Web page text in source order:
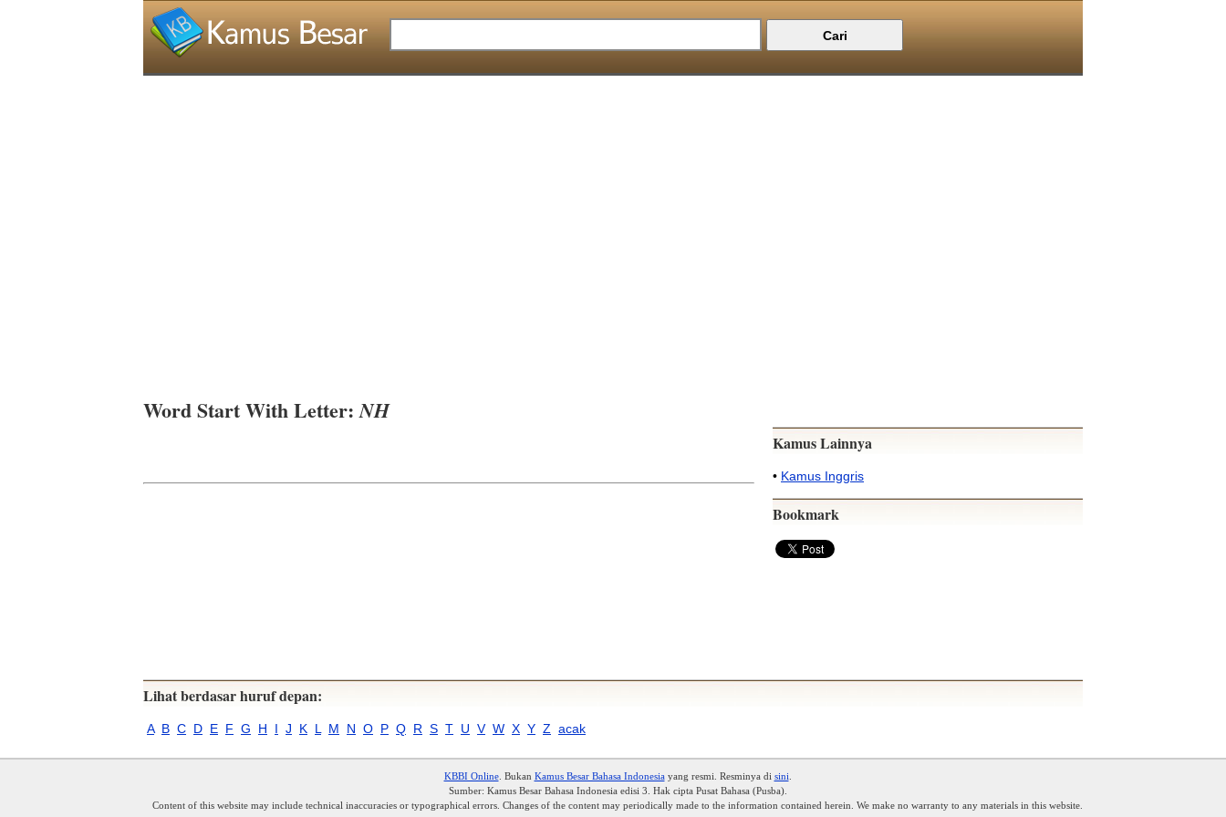
Word Start With Letter:NH
Kamus Lainnya
• Kamus Inggris
Bookmark
Lihat berdasar huruf depan:
A B C D E F G H I J K L M N O P Q R S T U V W X Y Z acak
KBBI Online. Bukan Kamus Besar Bahasa Indonesiayang resmi. Resminya di sini
Sumber: Kamus Besar Bahasa Indonesia edisi 3. Hak cipta Pusat Bahasa (Pusba).
Content of this website may include technical inaccuracies or typographical errors. Changes of the content may periodically made to the information contained herein. We make no warranty to any materials in this website.